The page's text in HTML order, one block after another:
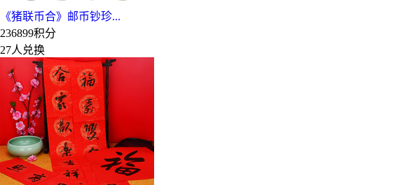
《猪联币合》邮币钞珍...
236899积分
27人兑换